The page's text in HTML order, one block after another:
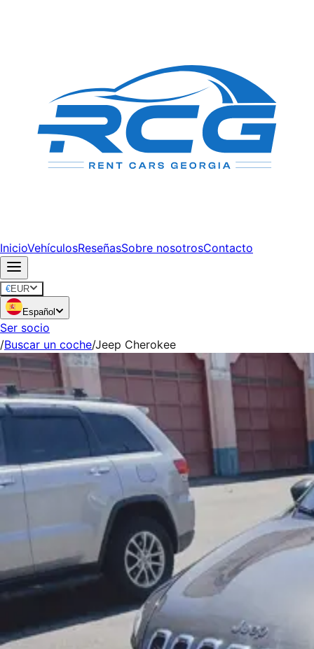
InicioVehículosReseñasSobre nosotrosContacto
€EUR
Español
Ser socio
/Buscar un coche/Jeep Cherokee